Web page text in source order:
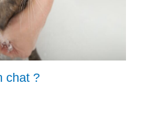
chat ?